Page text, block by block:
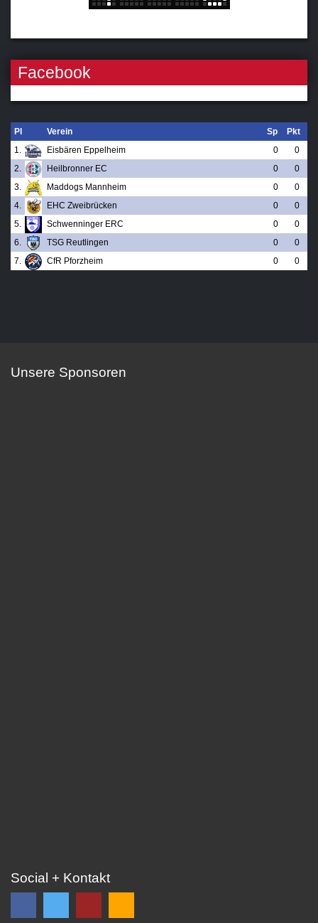
Facebook
Pl Verein Sp
Pkt
1.
Eisbären Eppelheim 0
0
2.
Heilbronner EC 0
0
3.
Maddogs Mannheim 0
0
4.
EHC Zweibrücken 0
0
5.
Schwenninger ERC 0
0
6.
TSG Reutlingen 0
0
7.
CfR Pforzheim 0 0
Unsere Sponsoren
Social + Kontakt